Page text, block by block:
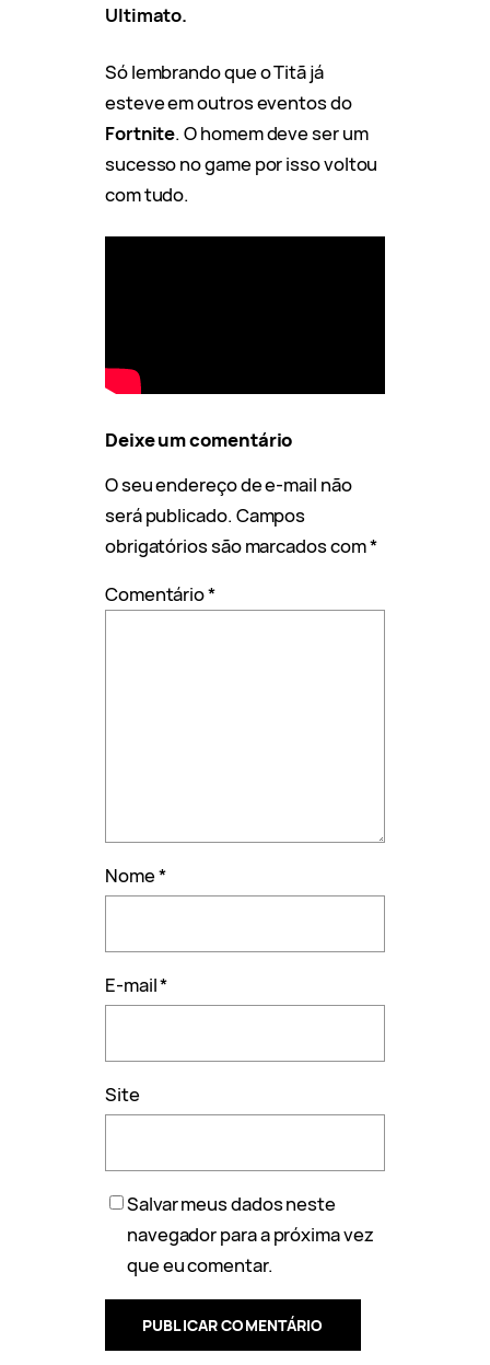
Ultimato.
Só lembrando que o Titã já
esteve em outros eventos do
Fortnite. O homem deve ser um
sucesso no game por isso voltou
com tudo.
Deixe um comentário
O seu endereço de e-mail não
será publicado. Campos
obrigatórios são marcados com*
Comentário*
Nome*
E-mail*
Site
Salvar meus dados neste
navegador para a próxima vez
que eu comentar.